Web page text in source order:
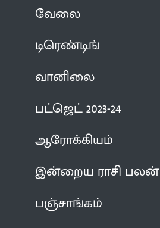
வேலை
டிரெண்டிங்
வானிலை
பட்ஜெட் 2023-24
ஆரோக்கியம்
இன்றைய ராசி பலன்
பஞ்சாங்கம்